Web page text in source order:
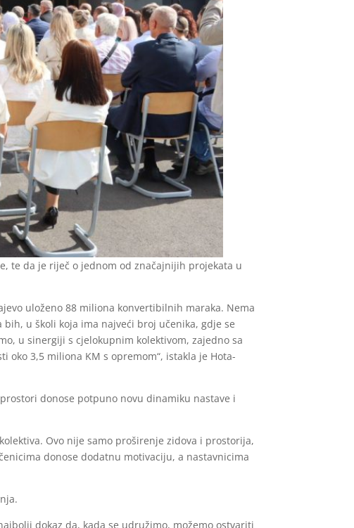
te da je riječ o jednom od značajnijih projekata u
uloženo 88 miliona konvertibilnih maraka. Nema
u školi koja ima najveći broj učenika, gdje se
u sinergiji s cjelokupnim kolektivom, zajedno sa
3,5 miliona KM s opremom“, istakla je Hota-
donose potpuno novu dinamiku nastave i
Ovo nije samo proširenje zidova i prostorija,
donose dodatnu motivaciju, a nastavnicima
dokaz da, kada se udružimo, možemo ostvariti